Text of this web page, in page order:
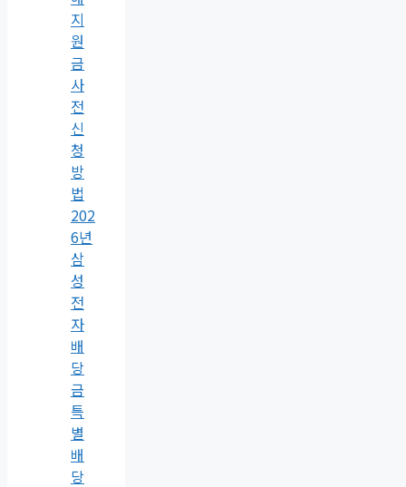
지
원
금
사
전
신
청
방
법
202
6년
삼
성
전
자
배
당
금
특
별
배
당